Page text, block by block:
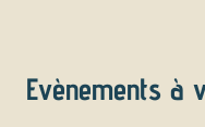
Evènements à